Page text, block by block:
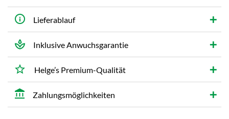
Lieferablauf
Inklusive Anwuchsgarantie
Helge’s Premium-Qualität
Zahlungsmöglichkeiten